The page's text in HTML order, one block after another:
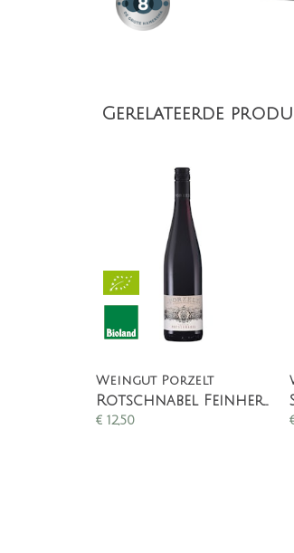
Gerelateerde
Weingut Porzelt
Rotschnabel Feinherb Dornfelder & Portugieser
€ 12,50